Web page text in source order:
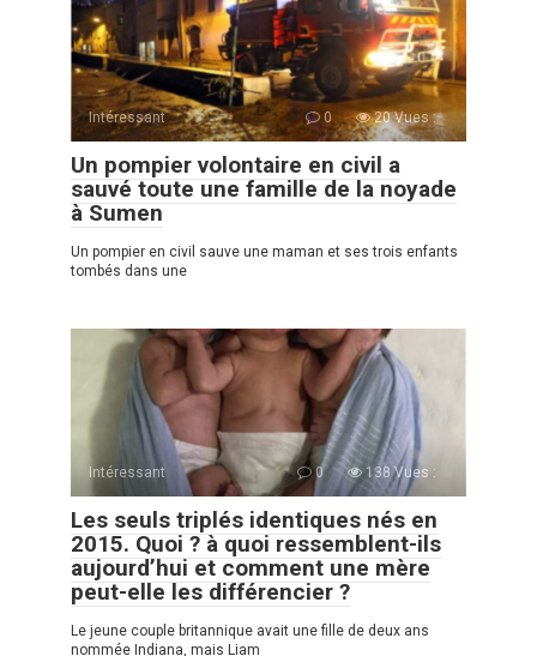
Intéressant 0 20 Vues :
Un pompier volontaire en civil a
sauvé toute une famille de la noyade
à Sumen
Un pompier en сivil sauve une maman et ses trois enfants
tombés dans une
Intéressant 0 138 Vues :
Les seuls triplés identiques nés en
2015. Quoi ? à quoi ressemblent-ils
aujourd’hui et comment une mère
peut-elle les différencier ?
Le jeune couple britannique avait une fille de deux ans
nommée Indiana, mais Liam